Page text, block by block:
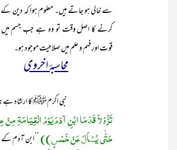
سے خالی ہو جاتے ہیں۔ معلوم ہوا کہ دین
کرنے کا اصل وقت تو وہ ہے جب جسم میں
قوت اور فہم و علم میں صلاحیت موجود ہو۔
محاسبۂ اخروی
نبی اکرمﷺ کا ارشاد ہے:
تَزُوْلاَ قَدَمَا ابْنِ آدَمَ یَوْمَ الْقِیَامَۃِ
حَتّٰی یُسْاَلَ عَنْ خَمْسٍ)) ’’ابن آدم